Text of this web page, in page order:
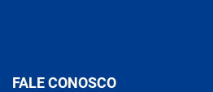
FALE CONOSCO